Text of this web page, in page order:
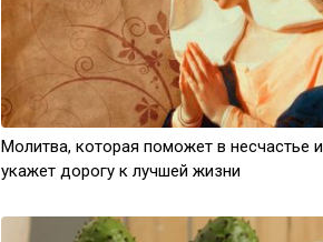
Молитва, которая поможет в несчастье и
укажет дорогу к лучшей жизни